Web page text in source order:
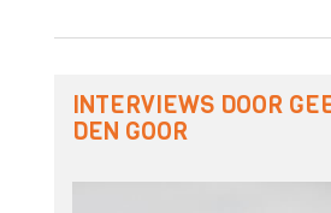
INTERVIEWS DOOR
DEN GOOR